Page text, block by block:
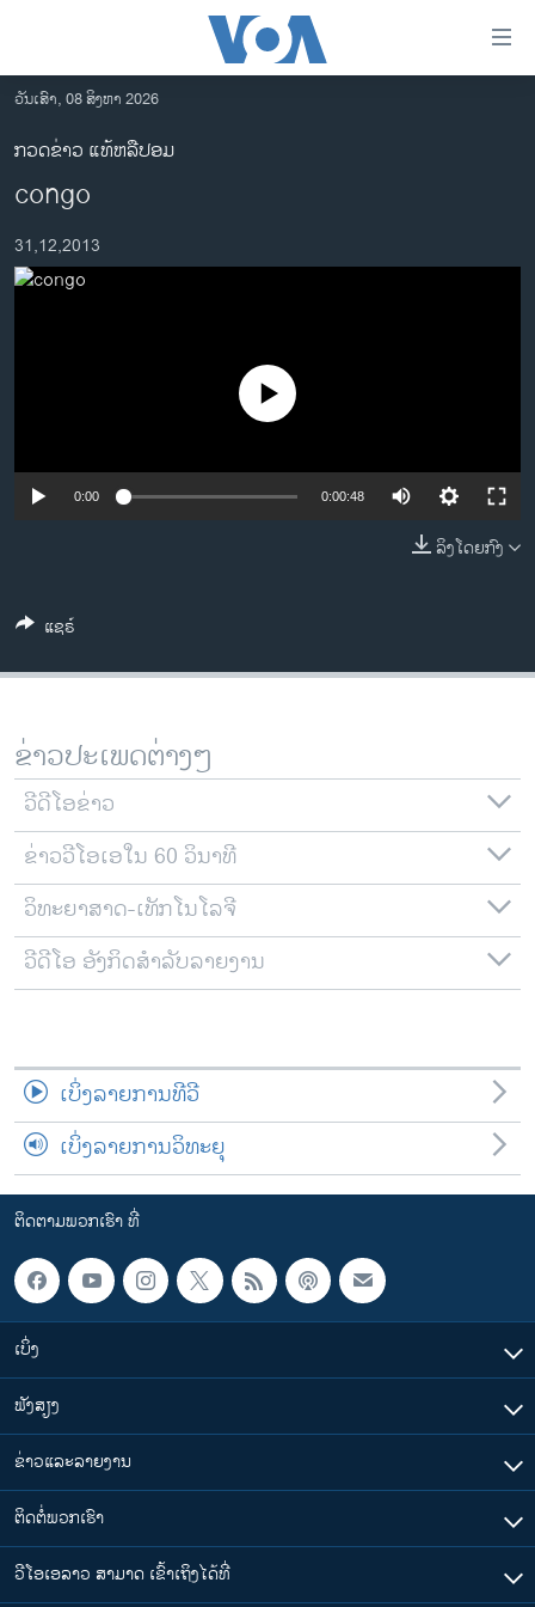
ເຂົ້າ
ຫາ
ຂ້າມ
ຂ້າມ
ໄປ
ຫາ
ອາເມຣິກາ
ການເລືອກຕັ້ງ ປະທານາທີບໍດີ ສະຫະລັດ 2024
ຂ່າວ​ຈີນ
ຊີວິດຊາວລາວ
ຊຸມຊົນຊາວລາວ
ພາສາອັງກິດ
ວີດີໂອ
ລາຍການກະຈາຍສຽງ
ລາຍງານ
ຕິດຕາມພວກເຮົາ ທີ່
ພາສາຕ່າງໆ
ວັນເສົາ, 08 ສິງຫາ 2026
ກວດຂ່າວ ແທ້ຫລືປອມ
congo
31,12,2013
No media source currently available
0:00 0:00:48
ລິງໂດຍກົງ
ແຊຣ໌
ຂ່າວປະເພດຕ່າງໆ
ວີດີໂອຂ່າວ
ຂ່າວວີໂອເອໃນ 60 ວິນາທີ
ວິທະຍາສາດ-ເທັກໂນໂລຈີ
ວີດີໂອ ອັງກິດສຳລັບລາຍງານ
ເບິ່ງລາຍການທີວີ
ເບິ່ງລາຍການວິທະຍຸ
ຕິດຕາມພວກເຮົາ ທີ່
ເບິ່ງ
ຟັງສຽງ
ຂ່າວແລະລາຍງານ
ຕິດຕໍ່ພວກເຮົາ
ວີໂອເອລາວ ສາມາດ ເຂົ້າເຖິງໄດ້ທີ່